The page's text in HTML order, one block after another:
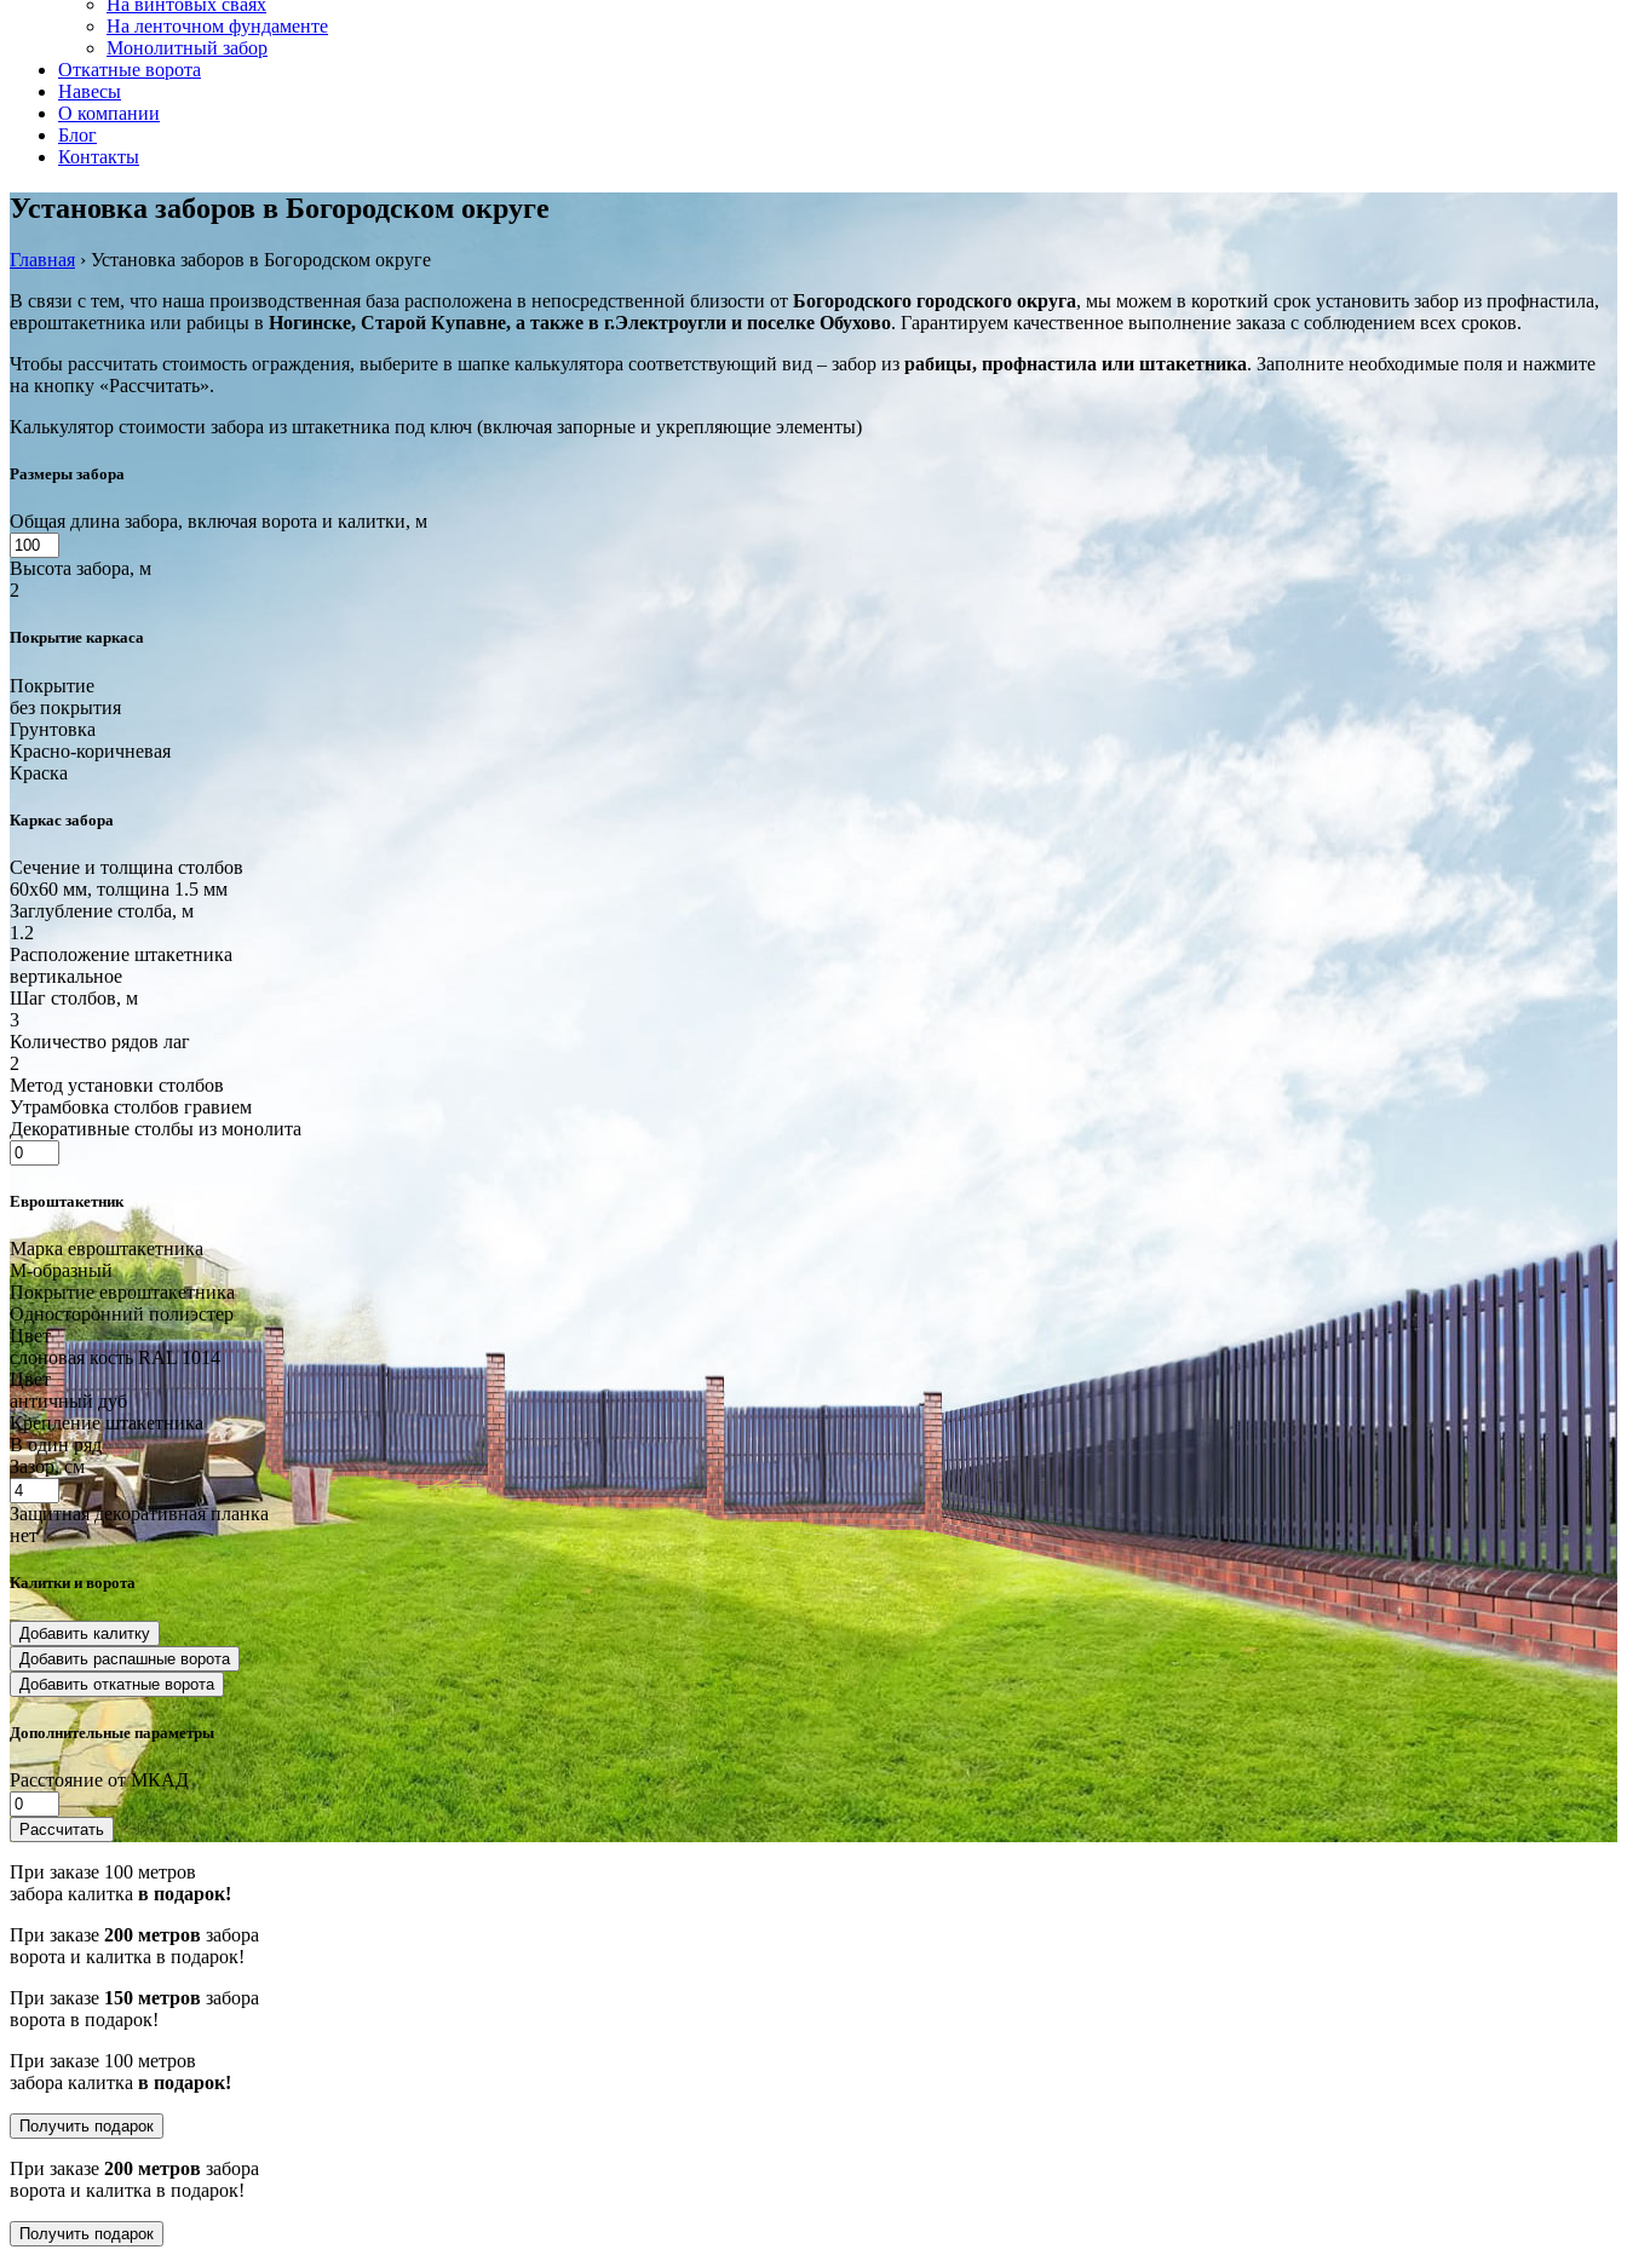
На винтовых сваях
На ленточном фундаменте
Монолитный забор
Откатные ворота
Навесы
О компании
Блог
Контакты
Установка заборов в Богородском округе
Главная › Установка заборов в Богородском округе
В связи с тем, что наша производственная база расположена в непосредственной близости от Богородского городского округа, мы можем в короткий срок установить забор из профнастила,
евроштакетника или рабицы в Ногинске, Старой Купавне, а также в г.Электроугли и поселке Обухово. Гарантируем качественное выполнение заказа с соблюдением всех сроков.
Чтобы рассчитать стоимость ограждения, выберите в шапке калькулятора соответствующий вид – забор из рабицы, профнастила или штакетника. Заполните необходимые поля и нажмите
на кнопку «Рассчитать».
Калькулятор стоимости забора из штакетника под ключ (включая запорные и укрепляющие элементы)
Размеры забора
Общая длина забора, включая ворота и калитки, м
Высота забора, м
2
Покрытие каркаса
Покрытие
без покрытия
Грунтовка
Красно-коричневая
Краска
Каркас забора
Сечение и толщина столбов
60x60 мм, толщина 1.5 мм
Заглубление столба, м
1.2
Расположение штакетника
вертикальное
Шаг столбов, м
3
Количество рядов лаг
2
Метод установки столбов
Утрамбовка столбов гравием
Декоративные столбы из монолита
Евроштакетник
Марка евроштакетника
М-образный
Покрытие евроштакетника
Односторонний полиэстер
Цвет
слоновая кость RAL 1014
Цвет
античный дуб
Крепление штакетника
В один ряд
Зазор, см
Защитная декоративная планка
нет
Калитки и ворота
Добавить калитку
Добавить распашные ворота
Добавить откатные ворота
Дополнительные параметры
Расстояние от МКАД
Рассчитать
При заказе 100 метров
забора калитка в подарок!
При заказе 200 метров забора
ворота и калитка в подарок!
При заказе 150 метров забора
ворота в подарок!
При заказе 100 метров
забора калитка в подарок!
Получить подарок
При заказе 200 метров забора
ворота и калитка в подарок!
Получить подарок